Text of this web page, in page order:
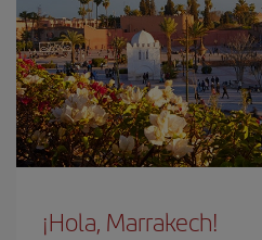
¡Hola, Marrakech!